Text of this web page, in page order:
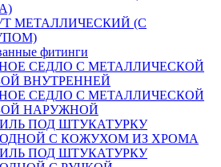
МЕТАЛЛИЧЕСКИЙ (С
фитинги
СЕДЛО С МЕТАЛЛИЧЕСКОЙ
ВНУТРЕННЕЙ
СЕДЛО С МЕТАЛЛИЧЕСКОЙ
НАРУЖНОЙ
ПОД ШТУКАТУРКУ
С КОЖУХОМ ИЗ ХРОМА
ПОД ШТУКАТУРКУ